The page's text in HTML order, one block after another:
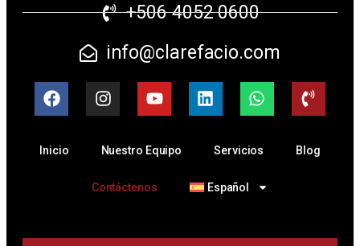
+506 4052 0600
info@clarefacio.com
Inicio Nuestro Equipo Servicios Blog
Contáctenos Español